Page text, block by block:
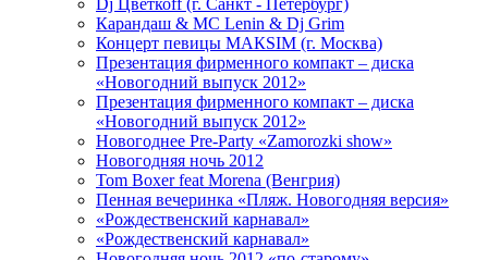
Dj Цветкоff (г. Санкт - Петербург)
Карандаш & МС Lenin & Dj Grim
Концерт певицы МАКSIМ (г. Москва)
Презентация фирменного компакт – диска
«Новогодний выпуск 2012»
Презентация фирменного компакт – диска
«Новогодний выпуск 2012»
Новогоднее Pre-Party «Zamorozki show»
Новогодняя ночь 2012
Tom Boxer feat Morena (Венгрия)
Пенная вечеринка «Пляж. Новогодняя версия»
«Рождественский карнавал»
«Рождественский карнавал»